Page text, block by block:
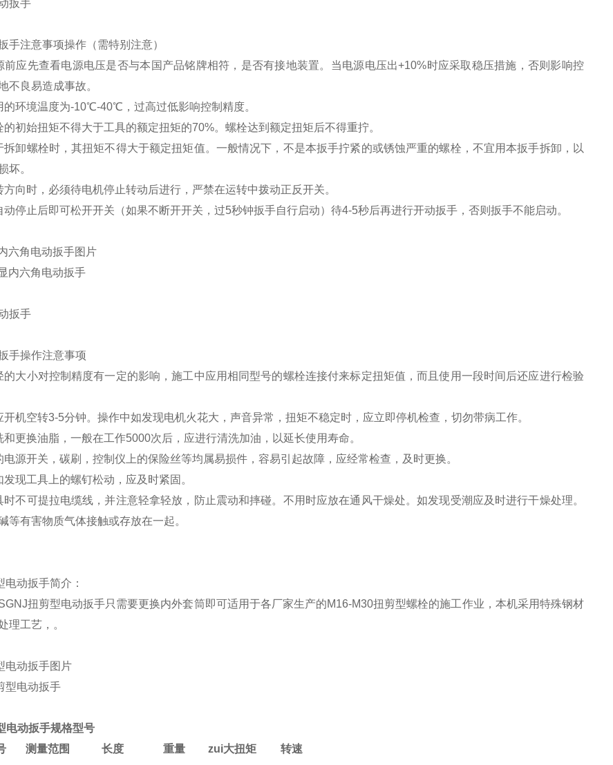
手注意事项操作（需特别注意）
前应先查看电源电压是否与本国产品铭牌相符，是否有接地装置。当电源电压出+10%时应采取稳压措施，否则影响控
不良易造成事故。
的环境温度为-10℃-40℃，过高过低影响控制精度。
的初始扭矩不得大于工具的额定扭矩的70%。螺栓达到额定扭矩后不得重拧。
拆卸螺栓时，其扭矩不得大于额定扭矩值。一般情况下，不是本扳手拧紧的或锈蚀严重的螺栓，不宜用本扳手拆卸，以
坏。
方向时，必须待电机停止转动后进行，严禁在运转中拨动正反开关。
动停止后即可松开开关（如果不断开开关，过5秒钟扳手自行启动）待4-5秒后再进行开动扳手，否则扳手不能启动。
六角电动扳手图片
手操作注意事项
的大小对控制精度有一定的影响，施工中应用相同型号的螺栓连接付来标定扭矩值，而且使用一段时间后还应进行检验
开机空转3-5分钟。操作中如发现电机火花大，声音异常，扭矩不稳定时，应立即停机检查，切勿带病工作。
和更换油脂，一般在工作5000次后，应进行清洗加油，以延长使用寿命。
电源开关，碳刷，控制仪上的保险丝等均属易损件，容易引起故障，应经常检查，及时更换。
现工具上的螺钉松动，应及时紧固。
时不可提拉电缆线，并注意轻拿轻放，防止震动和摔碰。不用时应放在通风干燥处。如发现受潮应及时进行干燥处理。
等有害物质气体接触或存放在一起。
电动扳手简介：
扭剪型电动扳手只需要更换内外套筒即可适用于各厂家生产的M16-M30扭剪型螺栓的施工作业，本机采用特殊钢材
理工艺，。
电动扳手图片
电动扳手规格型号
测量范围
长度
重量
zui大扭矩
转速